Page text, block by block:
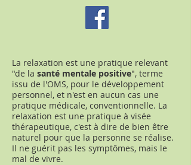
La relaxation est une pratique relevant
"de la santé mentale positive", terme
issu de l'OMS, pour le développement
personnel, et n'est en aucun cas une
pratique médicale, conventionnelle. La
relaxation est une pratique à visée
thérapeutique, c'est à dire de bien être
naturel pour que la personne se réalise.
Il ne guérit pas les symptômes, mais le
mal de vivre.